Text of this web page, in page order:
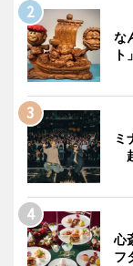
な
ミ
心
フ